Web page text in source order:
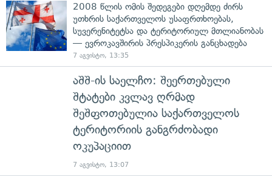
2008 წლის ომის შედეგები დღემდე ძირს
უთხრის საქართველოს უსაფრთხოებას,
სუვერენიტეტსა და ტერიტორიულ მთლიანობას
— ევროკავშირის პრესპიკერის განცხადება
7 აგვისტო, 13:35
აშშ-ის საელჩო: შეერთებული
შტატები კვლავ ღრმად
შეშფოთებულია საქართველოს
ტერიტორიის განგრძობადი
ოკუპაციით
7 აგვისტო, 13:07